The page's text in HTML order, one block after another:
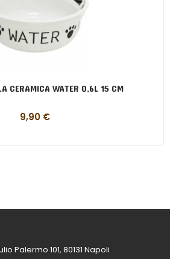
CERAMICA WATER 0,6L 15 CM
9,90 €
Palermo 101, 80131 Napoli